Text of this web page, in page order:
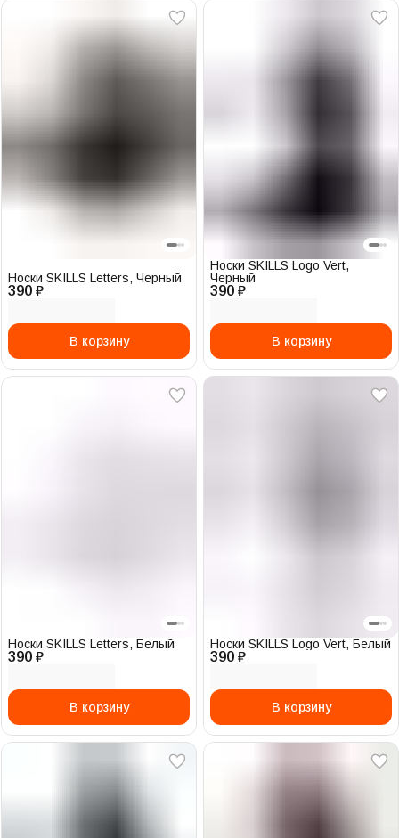
390 ₽
Носки SKILLS Letters, Черный
В корзину
390 ₽
Носки SKILLS Logo Vert,
Черный
В корзину
390 ₽
Носки SKILLS Letters, Белый
В корзину
390 ₽
Носки SKILLS Logo Vert, Белый
В корзину